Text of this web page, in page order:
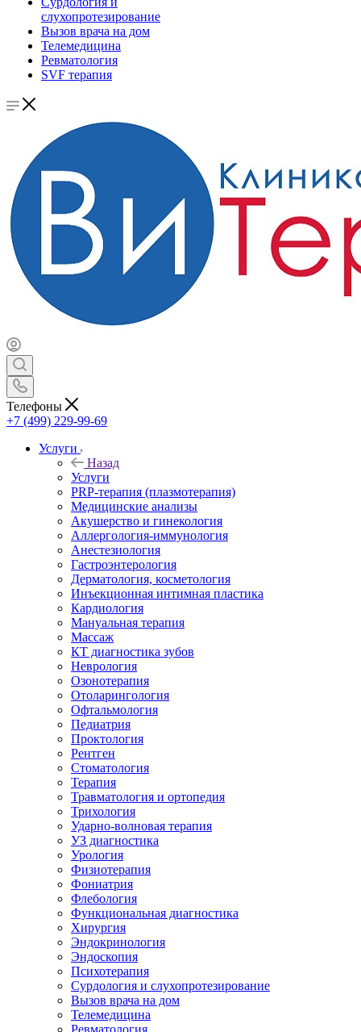
слухопротезирование
Вызов врача на дом
Телемедицина
Ревматология
SVF терапия
Телефоны
+7 (499) 229-99-69
Услуги
Назад
Услуги
PRP-терапия (плазмотерапия)
Медицинские анализы
Акушерство и гинекология
Аллергология-иммунология
Анестезиология
Гастроэнтерология
Дерматология, косметология
Инъекционная интимная пластика
Кардиология
Мануальная терапия
Массаж
КТ диагностика зубов
Неврология
Озонотерапия
Отоларингология
Офтальмология
Педиатрия
Проктология
Рентген
Стоматология
Терапия
Травматология и ортопедия
Трихология
Ударно-волновая терапия
УЗ диагностика
Урология
Физиотерапия
Фониатрия
Флебология
Функциональная диагностика
Хирургия
Эндокринология
Эндоскопия
Психотерапия
Сурдология и слухопротезирование
Вызов врача на дом
Телемедицина
Ревматология